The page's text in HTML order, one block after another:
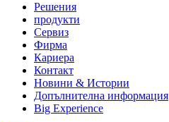
Решения
продукти
Сервиз
Фирма
Кариера
Контакт
Новини & Истории
Допълнителна информация
Big Experience